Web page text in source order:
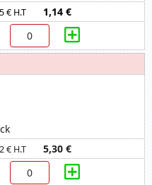
€ H.T 1,14 €
€ H.T 5,30 €